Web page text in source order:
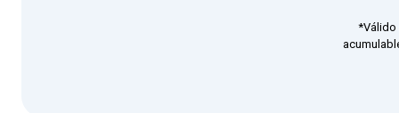
*Válido